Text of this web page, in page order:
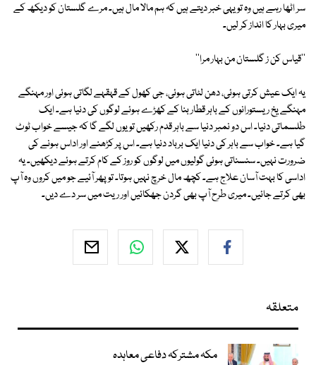
سر اٹھا رہے ہیں وہ تو یہی خبر دیتے ہیں کہ ہم مالا مال ہیں۔ مرے گلستان کو دیکھ کے
میری بہار کا انداز کر لیں۔
''قیاس کن ز گلستان من بہار مرا''
یہ ایک عیش کرتی ہوئی، دھن لٹاتی ہوئی، جی کھول کے قہقہے لگاتی ہوئی اور مہنگے
مہنگے یخ ریستورانوں کے باہر قطار بنا کے کھڑے ہوئے لوگوں کی دنیا ہے۔ ایک
طلسماتی دنیا۔ اس دو نمبر دنیا سے باہر قدم رکھیں تو یوں لگے گا کہ جیسے خواب ٹوٹ
گیا ہے۔ خواب سے باہر کی دنیا ایک برباد دنیا ہے۔ اس پر کڑھنے اور اداس ہونے کی
ضرورت نہیں۔ سنسناتی ہوئی گولیوں میں لوگوں کو روز کے کام کرتے ہوئے دیکھیں۔ یہ
اداسی کا بہت آسان علاج ہے۔ کچھ مال خرچ نہیں ہوتا۔ تو پھر آئیے جو میں کروں وہ آپ
بھی کرتے جائیں۔ میری طرح آپ بھی گردن جھکائیں اور ریت میں سر دے دیں۔
متعلقہ
مکہ مشترکہ دفاعی معاہدہ